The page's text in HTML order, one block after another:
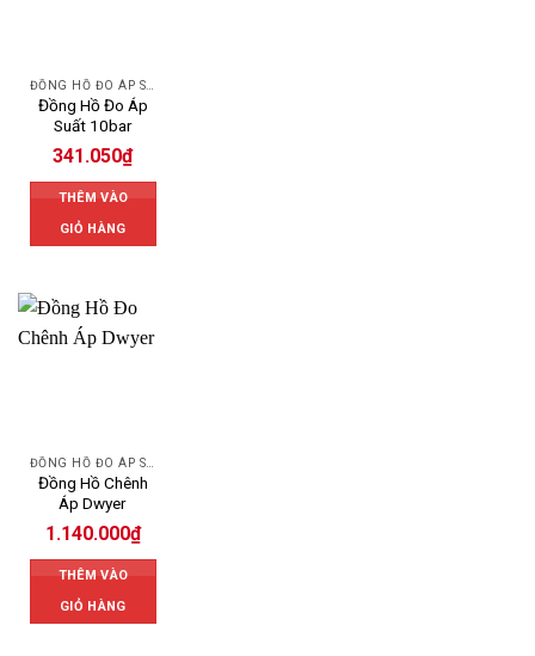
Đồng Hồ Đo Áp
Suất 10bar
341.050₫
THÊM VÀO
GIỎ HÀNG
Đồng Hồ Chênh
Áp Dwyer
1.140.000₫
THÊM VÀO
GIỎ HÀNG